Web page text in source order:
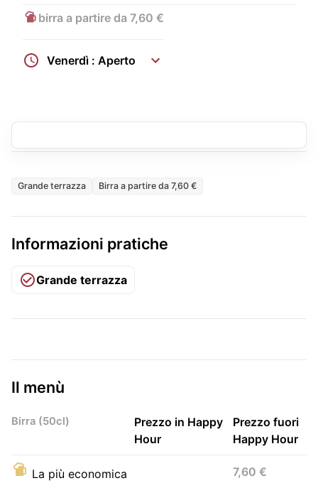
birra a partire da 7,60 €
Venerdì : Aperto
Grande terrazza Birra a partire da 7,60 €
Informazioni pratiche
Grande terrazza
Il menù
Birra (50cl)
Prezzo in Happy
Hour
Prezzo fuori
Happy Hour
La più economica 7,60 €